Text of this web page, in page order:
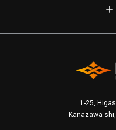
1-25,
Kanazawa-